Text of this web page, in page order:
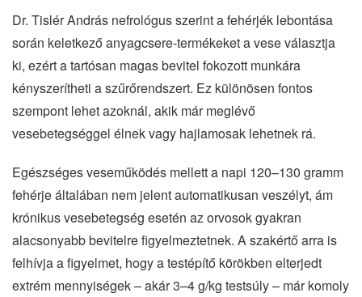
Dr. Tislér András nefrológus szerint a fehérjék lebontása
során keletkező anyagcsere-termékeket a vese választja
ki, ezért a tartósan magas bevitel fokozott munkára
kényszerítheti a szűrőrendszert. Ez különösen fontos
szempont lehet azoknál, akik már meglévő
vesebetegséggel élnek vagy hajlamosak lehetnek rá.
Egészséges veseműködés mellett a napi 120–130 gramm
fehérje általában nem jelent automatikusan veszélyt, ám
krónikus vesebetegség esetén az orvosok gyakran
alacsonyabb bevitelre figyelmeztetnek. A szakértő arra is
felhívja a figyelmet, hogy a testépítő körökben elterjedt
extrém mennyiségek – akár 3–4 g/kg testsúly – már komoly